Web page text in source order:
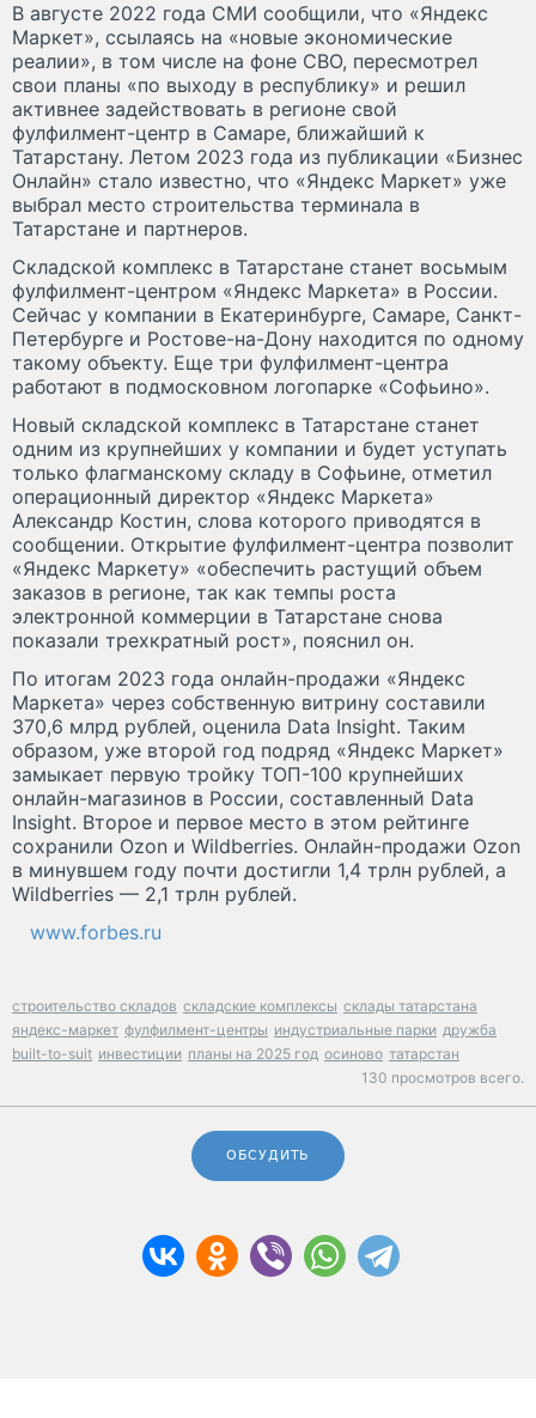
В августе 2022 года СМИ сообщили, что «Яндекс
Маркет», ссылаясь на «новые экономические
реалии», в том числе на фоне СВО, пересмотрел
свои планы «по выходу в республику» и решил
активнее задействовать в регионе свой
фулфилмент-центр в Самаре, ближайший к
Татарстану. Летом 2023 года из публикации «Бизнес
Онлайн» стало известно, что «Яндекс Маркет» уже
выбрал место строительства терминала в
Татарстане и партнеров.
Складской комплекс в Татарстане станет восьмым
фулфилмент-центром «Яндекс Маркета» в России.
Сейчас у компании в Екатеринбурге, Самаре, Санкт-
Петербурге и Ростове-на-Дону находится по одному
такому объекту. Еще три фулфилмент-центра
работают в подмосковном логопарке «Софьино».
Новый складской комплекс в Татарстане станет
одним из крупнейших у компании и будет уступать
только флагманскому складу в Софьине, отметил
операционный директор «Яндекс Маркета»
Александр Костин, слова которого приводятся в
сообщении. Открытие фулфилмент-центра позволит
«Яндекс Маркету» «обеспечить растущий объем
заказов в регионе, так как темпы роста
электронной коммерции в Татарстане снова
показали трехкратный рост», пояснил он.
По итогам 2023 года онлайн-продажи «Яндекс
Маркета» через собственную витрину составили
370,6 млрд рублей, оценила Data Insight. Таким
образом, уже второй год подряд «Яндекс Маркет»
замыкает первую тройку ТОП-100 крупнейших
онлайн-магазинов в России, составленный Data
Insight. Второе и первое место в этом рейтинге
сохранили Ozon и Wildberries. Онлайн-продажи Ozon
в минувшем году почти достигли 1,4 трлн рублей, а
Wildberries — 2,1 трлн рублей.
www.forbes.ru
строительство складов складские комплексы склады татарстана
яндекс-маркет фулфилмент-центры индустриальные парки дружба
built-to-suit инвестиции планы на 2025 год осиново татарстан
130 просмотров всего.
ОБСУДИТЬ